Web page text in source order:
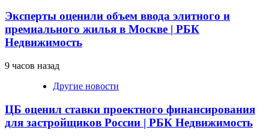
Эксперты оценили объем ввода элитного и
премиального жилья в Москве | РБК
Недвижимость
9 часов назад
Другие новости
ЦБ оценил ставки проектного финансирования
для застройщиков России | РБК Недвижимость